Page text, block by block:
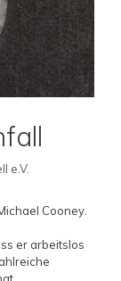
e.V.
Cooney.
er arbeitslos